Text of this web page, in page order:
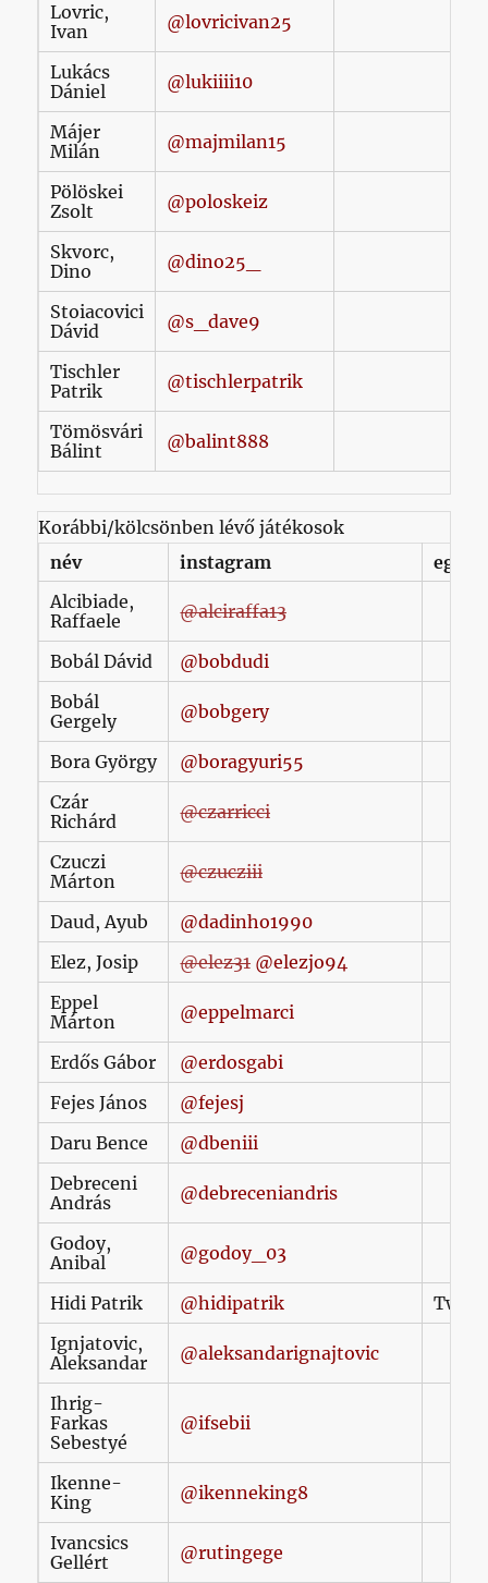
Lovric,
Ivan
@lovricivan25
Lukács
Dániel
@lukiiii10
Májer
Milán
@majmilan15
Pölöskei
Zsolt
@poloskeiz
Skvorc,
Dino
@dino25_
Stoiacovici
Dávid
@s_dave9
Tischler
Patrik
@tischlerpatrik
Tömösvári
Bálint
@balint888
Korábbi/kölcsönben lévő játékosok
név
instagram
egyéb
Alcibiade,
Raffaele
@alciraffa13
Bobál Dávid
@bobdudi
Bobál
Gergely
@bobgery
Bora György
@boragyuri55
Czár
Richárd
@czarricci
Czuczi
Márton
@czucziii
Daud, Ayub
@dadinho1990
Elez, Josip
@elez31 @elezjo94
Eppel
Márton
@eppelmarci
Erdős Gábor
@erdosgabi
Fejes János
@fejesj
Daru Bence
@dbeniii
Debreceni
András
@debreceniandris
Godoy,
Anibal
@godoy_03
Hidi Patrik @hidipatrik
Ignjatovic,
Aleksandar
@aleksandarignajtovic
Ihrig-
Farkas
Sebestyé
@ifsebii
Ikenne-
King
@ikenneking8
Ivancsics
Gellért
@rutingege